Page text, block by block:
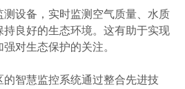
设备，实时监测空气质量、水质
良好的生态环境。这有助于实现
对生态保护的关注。
智慧监控系统通过整合先进技